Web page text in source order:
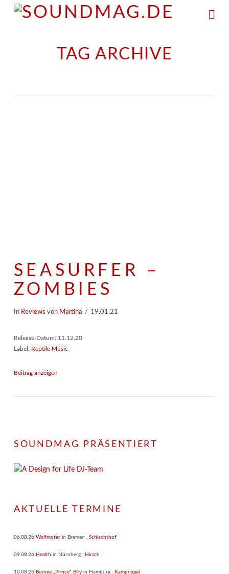
TAG ARCHIVE
SEASURFER –
ZOMBIES
In Reviews von Martina 19.01.21
Release-Datum: 11.12.20
Label: Reptile Music
Beitrag anzeigen
SOUNDMAG PRÄSENTIERT
AKTUELLE TERMINE
06.08.26 Wolfmoter in Bremen , Schlachthof
09.08.26 Health in Nürnberg , Hirsch
10.08.26 Bonnie „Prince“ Billy in Hamburg , Kampnagel